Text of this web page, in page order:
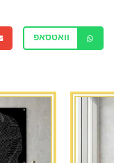
וואטסאפ